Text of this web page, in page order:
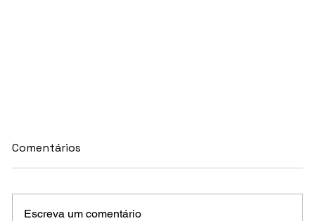
Comentários
Escreva um comentário